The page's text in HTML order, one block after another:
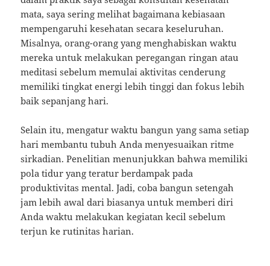
mata, saya sering melihat bagaimana kebiasaan
mempengaruhi kesehatan secara keseluruhan.
Misalnya, orang-orang yang menghabiskan waktu
mereka untuk melakukan peregangan ringan atau
meditasi sebelum memulai aktivitas cenderung
memiliki tingkat energi lebih tinggi dan fokus lebih
baik sepanjang hari.
Selain itu, mengatur waktu bangun yang sama setiap
hari membantu tubuh Anda menyesuaikan ritme
sirkadian. Penelitian menunjukkan bahwa memiliki
pola tidur yang teratur berdampak pada
produktivitas mental. Jadi, coba bangun setengah
jam lebih awal dari biasanya untuk memberi diri
Anda waktu melakukan kegiatan kecil sebelum
terjun ke rutinitas harian.